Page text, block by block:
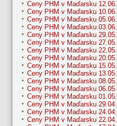
Ceny PHM v Maďarsku 12.06.
Ceny PHM v Maďarsku 10.06.
Ceny PHM v Maďarsku 05.06.
Ceny PHM v Maďarsku 03.06.
Ceny PHM v Maďarsku 29.05.
Ceny PHM v Maďarsku 27.05.
Ceny PHM v Maďarsku 22.05.
Ceny PHM v Maďarsku 20.05.
Ceny PHM v Maďarsku 15.05.
Ceny PHM v Maďarsku 13.05.
Ceny PHM v Maďarsku 08.05.
Ceny PHM v Maďarsku 06.05.
Ceny PHM v Maďarsku 01.05.
Ceny PHM v Maďarsku 29.04.
Ceny PHM v Maďarsku 24.04.
Ceny PHM v Maďarsku 22.04.